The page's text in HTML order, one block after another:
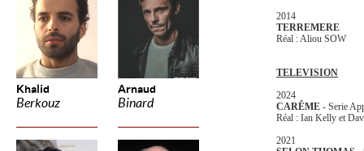
Khalid
Berkouz
Arnaud
Binard
2014
TERREMERE
Réal : Aliou SOW
TELEVISION
2024
CARÊME - Serie
Réal : Ian Kelly et
2021